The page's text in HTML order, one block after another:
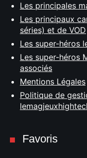
Les principales
Les principaux
séries) et de VOD
Les super-héros
Les super-héros
associés
Mentions Légales
Politique de
Favoris